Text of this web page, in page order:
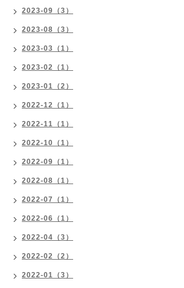
2023-09（3）
2023-08（3）
2023-03（1）
2023-02（1）
2023-01（2）
2022-12（1）
2022-11（1）
2022-10（1）
2022-09（1）
2022-08（1）
2022-07（1）
2022-06（1）
2022-04（3）
2022-02（2）
2022-01（3）